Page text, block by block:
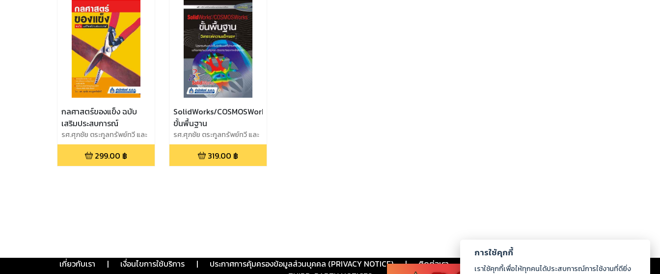
กลศาสตร์ของแข็ง ฉบับ
เสริมประสบการณ์
รศ.ศุภชัย ตระกูลทรัพย์ทวี และ
สถาพร วังฉาย
299.00 ฿
SolidWorks/COSMOSWorks
ขั้นพื้นฐาน
รศ.ศุภชัย ตระกูลทรัพย์ทวี และ
สถาพร วังฉาย
319.00 ฿
เกี่ยวกับเรา | เงื่อนไขการใช้บริการ | ประกาศการคุ้มครองข้อมูลส่วนบุคคล (PRIVACY NOTICE) | ติดต่อเรา ร่วมงานกับเรา ดาวน์โหลด
การใช้คุกกี้
เราใช้คุกกี้เพื่อให้ทุกคนได้ประสบการณ์การใช้งานที่ดียิ่ง